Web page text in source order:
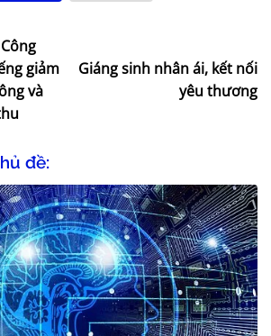
giảm
và
Giáng sinh nhân ái, kết nối
yêu thương
đề: